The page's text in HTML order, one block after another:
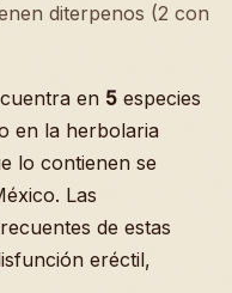
diterpenos (2 con
en 5 especies
en la herbolaria
lo contienen se
Las
de estas
eréctil,